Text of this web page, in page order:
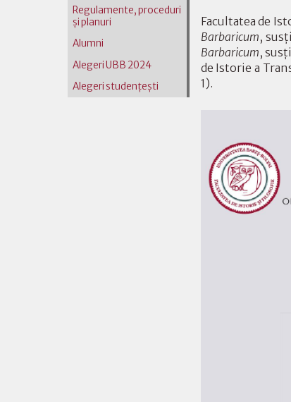
Facultatea de
Barbaricum,
Barbaricum,
de Istorie a
1).
Regulamente, proceduri
și planuri
Alumni
Alegeri UBB 2024
Alegeri studențești